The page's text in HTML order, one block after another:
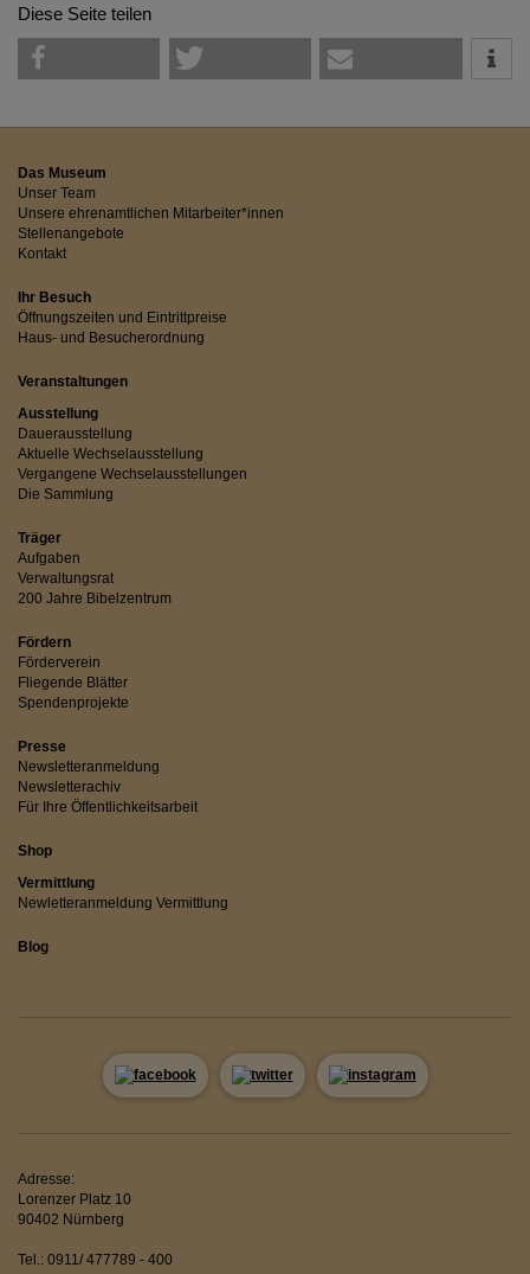
Diese Seite teilen
Das Museum
Unser Team
Unsere ehrenamtlichen Mitarbeiter*innen
Stellenangebote
Kontakt
Ihr Besuch
Öffnungszeiten und Eintrittpreise
Haus- und Besucherordnung
Veranstaltungen
Ausstellung
Dauerausstellung
Aktuelle Wechselausstellung
Vergangene Wechselausstellungen
Die Sammlung
Träger
Aufgaben
Verwaltungsrat
200 Jahre Bibelzentrum
Fördern
Förderverein
Fliegende Blätter
Spendenprojekte
Presse
Newsletteranmeldung
Newsletterachiv
Für Ihre Öffentlichkeitsarbeit
Shop
Vermittlung
Newletteranmeldung Vermittlung
Blog
Adresse:
Lorenzer Platz 10
90402 Nürnberg
Tel.: 0911/ 477789 - 400